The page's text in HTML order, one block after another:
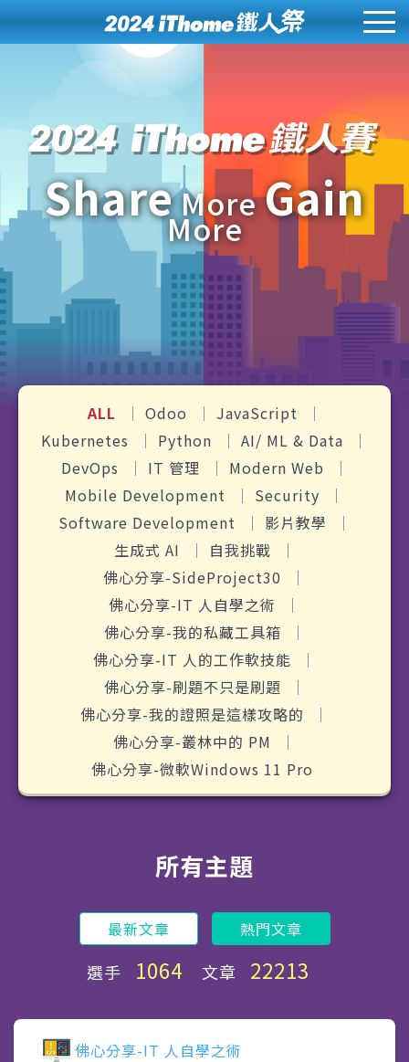
ShareMoreGain
More
ALL Odoo
JavaScript
Kubernetes
Python
AI/ ML & Data
DevOps
IT 管理
Modern Web
Mobile Development
Security
Software Development
影片教學
生成式 AI
自我挑戰
佛心分享-SideProject30
佛心分享-IT 人自學之術
佛心分享-我的私藏工具箱
佛心分享-IT 人的工作軟技能
佛心分享-刷題不只是刷題
佛心分享-我的證照是這樣攻略的
佛心分享-叢林中的 PM
佛心分享-微軟Windows 11 Pro
所有主題
最新文章 熱門文章
選手 1064 文章 22213
佛心分享-IT 人自學之術